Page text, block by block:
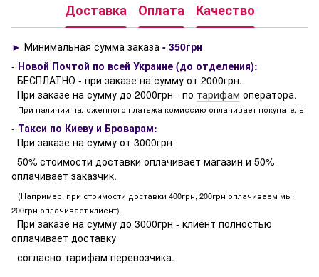
Доставка Оплата Качество
► Минимальная сумма заказа - 350грн
- Новой Почтой по всей Украине (до отделения):
БЕСПЛАТНО - при заказе на сумму от 2000грн.
При заказе на сумму до 2000грн - по тарифам оператора.
При наличии наложенного платежа комиссию оплачивает покупатель!
- Такси по Киеву и Броварам:
При заказе на сумму от 3000грн
50% стоимости доставки оплачивает магазин и 50%
оплачивает заказчик.
(Например, при стоимости доставки 400грн, 200грн оплачиваем мы,
200грн оплачивает клиент).
При заказе на сумму до 3000грн - клиент полностью
оплачивает доставку
согласно тарифам перевозчика.